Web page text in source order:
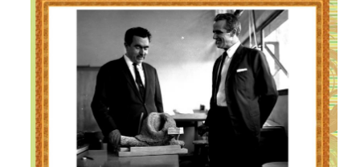
Ministério do Desenvolvimento Regional
Controladoria-Geral da União
Ministério da Mulher, da Família e dos Direitos Humanos
Secretaria-Geral